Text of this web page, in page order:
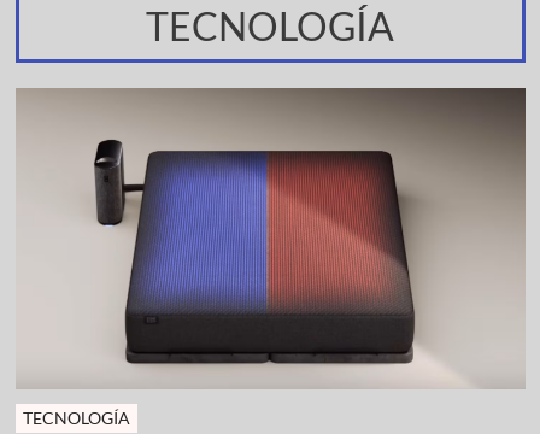
TECNOLOGÍA
TECNOLOGÍA